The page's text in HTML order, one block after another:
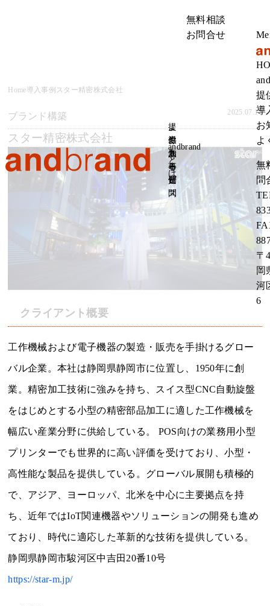
andbrand
と
は
提
供
サ
ー
ビ
ス
導
入
事
例
お
知
ら
せ
よ
く
あ
る
質
問
無料相談
お問合せ
提
導
お
よ
無
問
〒
岡
河
6
Home導入事例 スター精密株式会社
ブランド構築 2025.07.14
スター精密株式会社
クライアント概要
工作機械および電子機器の製造・販売を手掛けるグロー
バル企業。本社は静岡県静岡市に位置し、1950年に創
業。精密加工技術に強みを持ち、スイス型CNC自動旋盤
をはじめとする小型の精密部品加工に適した工作機械を
幅広い産業分野に供給している。 POS向けの業務用小型
プリンターでも世界的に高い評価を受けており、小型・
高性能な製品を提供している。グローバル展開も積極的
で、アジア、ヨーロッパ、北米を中心に主要拠点を持
ち、近年ではIoT関連機器やソリューションの開発も進め
ており、時代に適応した革新的な技術を提供している。
静岡県静岡市駿河区中吉田20番10号
https://star-m.jp/